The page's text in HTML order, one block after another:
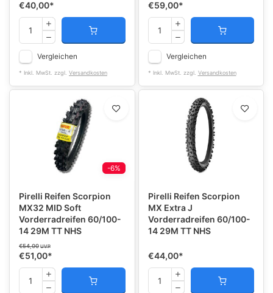
€40,00*
Vergleichen
* Inkl. MwSt. zzgl. Versandkosten
€59,00*
Vergleichen
* Inkl. MwSt. zzgl. Versandkosten
-6%
Pirelli Reifen Scorpion
MX32 MID Soft
Vorderradreifen 60/100-
14 29M TT NHS
€54,00 UVP
€51,00*
Pirelli Reifen Scorpion
MX Extra J
Vorderradreifen 60/100-
14 29M TT NHS
€44,00*